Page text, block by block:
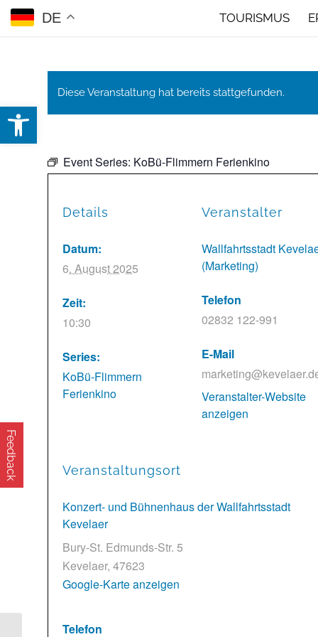
Open toolbar
Feedback
TOURISMUS
Diese Veranstaltung hat bereits stattgefunden.
Event Series: KoBü-Flimmern Ferienkino
Details
Datum:
6. August 2025
Zeit:
10:30
Series:
KoBü-Flimmern
Ferienkino
Veranstalter
Wallfahrtsstadt
(Marketing)
Telefon
02832 122-991
E-Mail
Veranstalter-Website
anzeigen
Veranstaltungsort
Konzert- und Bühnenhaus der Wallfahrtsstadt
Kevelaer
Bury-St. Edmunds-Str. 5
Kevelaer, 47623
Google-Karte anzeigen
Telefon
DE